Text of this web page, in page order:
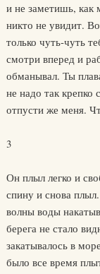
и не заметишь, как
никто не увидит.
только чуть-чуть
смотри вперед и
обманывал. Ты
не надо так
отпусти же меня.
3
Он плыл легко и
спину и снова
волны воды
берега не стало
закатывалось в
было все время